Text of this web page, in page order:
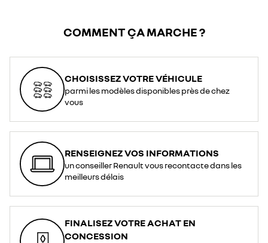
COMMENT ÇA MARCHE ?
CHOISISSEZ VOTRE VÉHICULE
parmi les modèles disponibles près de chez
vous
RENSEIGNEZ VOS INFORMATIONS
un conseiller Renault vous recontacte dans les
meilleurs délais
FINALISEZ VOTRE ACHAT EN
CONCESSION